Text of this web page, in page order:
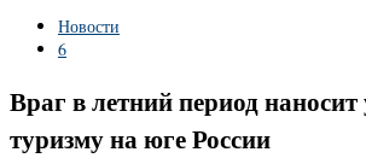
Новости
6
Враг в летний период наносит
туризму на юге России